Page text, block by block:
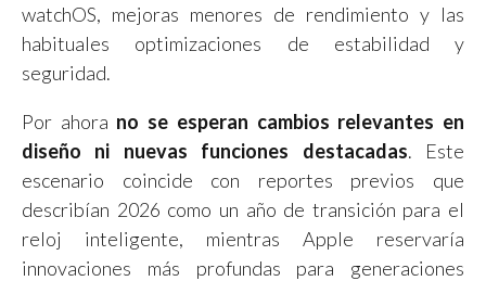
watchOS, mejoras menores de rendimiento y las
habituales optimizaciones de estabilidad y
seguridad.
Por ahora no se esperan cambios relevantes en
diseño ni nuevas funciones destacadas. Este
escenario coincide con reportes previos que
describían 2026 como un año de transición para el
reloj inteligente, mientras Apple reservaría
innovaciones más profundas para generaciones